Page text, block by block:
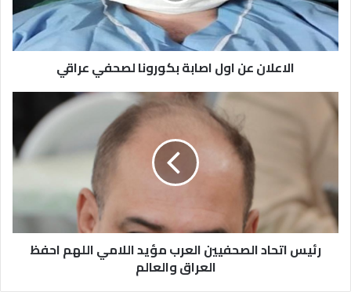
الاعلان عن اول اصابة بكورونا لصحفي عراقي
رئيس اتحاد الصحفيين العرب مؤيد اللامي اللهم احفظ
العراق والعالم